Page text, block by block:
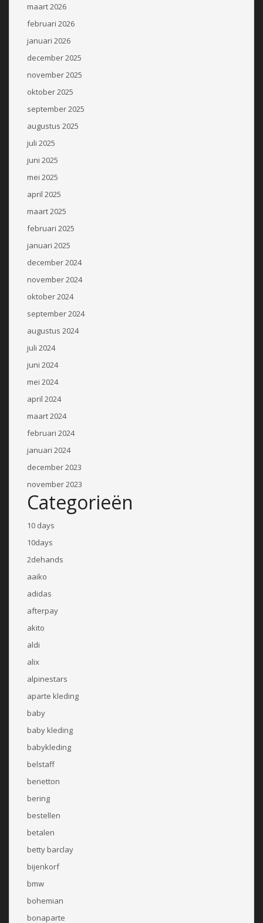
maart 2026
februari 2026
januari 2026
december 2025
november 2025
oktober 2025
september 2025
augustus 2025
juli 2025
juni 2025
mei 2025
april 2025
maart 2025
februari 2025
januari 2025
december 2024
november 2024
oktober 2024
september 2024
augustus 2024
juli 2024
juni 2024
mei 2024
april 2024
maart 2024
februari 2024
januari 2024
december 2023
november 2023
Categorieën
10 days
10days
2dehands
aaiko
adidas
afterpay
akito
aldi
alix
alpinestars
aparte kleding
baby
baby kleding
babykleding
belstaff
benetton
bering
bestellen
betalen
betty barclay
bijenkorf
bmw
bohemian
bonaparte